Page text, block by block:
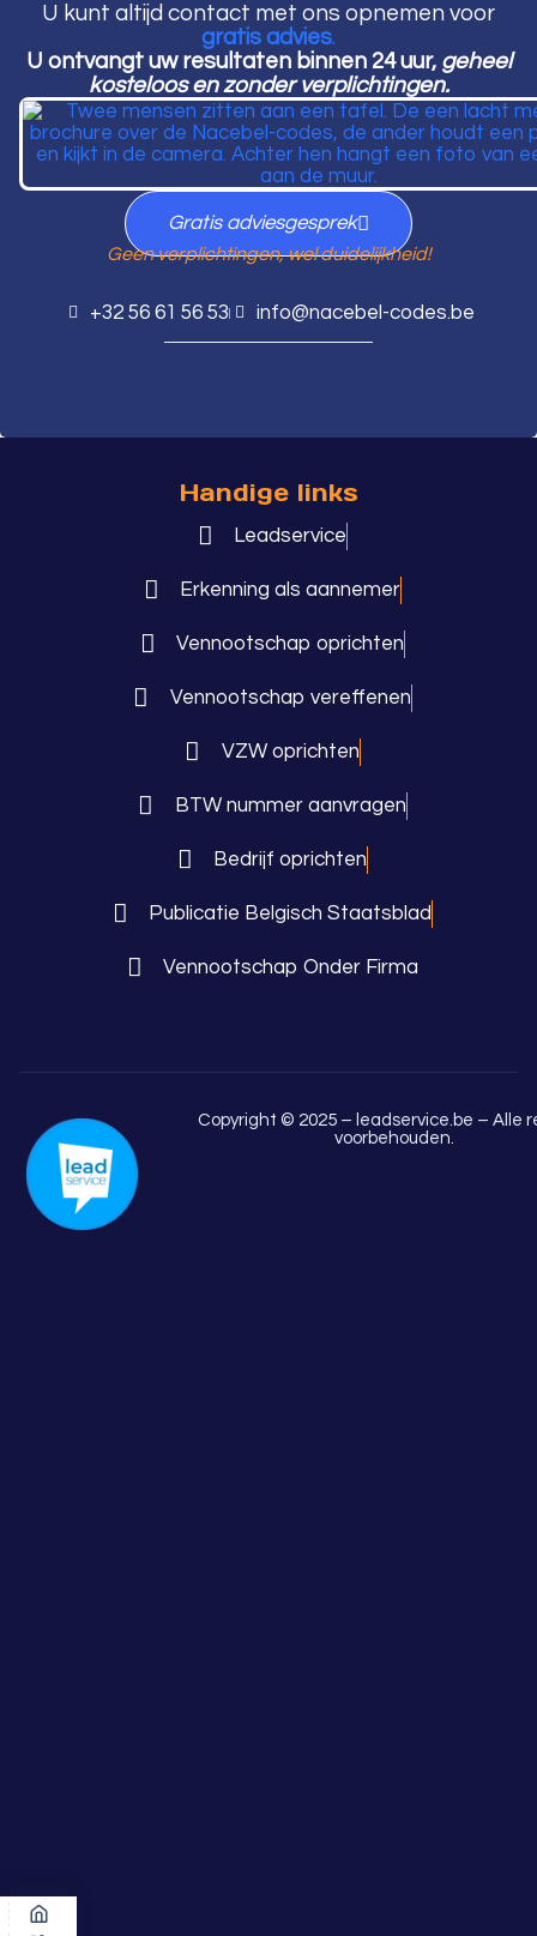
U kunt altijd contact met ons opnemen voor
gratis advies.
U ontvangt uw resultaten binnen 24 uur, geheel
kosteloos en zonder verplichtingen.
Gratis adviesgesprek
Geen verplichtingen, wel duidelijkheid!
+32 56 61 56 53 info@nacebel-codes.be
Handige links
Leadservice
Erkenning als aannemer
Vennootschap oprichten
Vennootschap vereffenen
VZW oprichten
BTW nummer aanvragen
Bedrijf oprichten
Publicatie Belgisch Staatsblad
Vennootschap Onder Firma
Copyright © 2025 – leadservice.be – Alle
voorbehouden.